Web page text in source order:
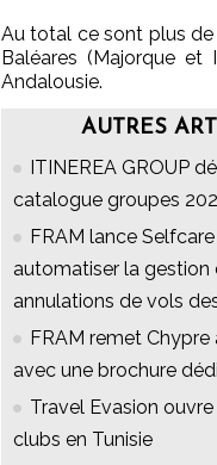
Au total ce sont plus
Baléares (Majorque et
Andalousie.
AUTRES
ITINEREA GROUP
catalogue groupes
FRAM lance
automatiser la gestion
annulations de vols
FRAM remet Chypre
avec une brochure
Travel Evasion
clubs en Tunisie